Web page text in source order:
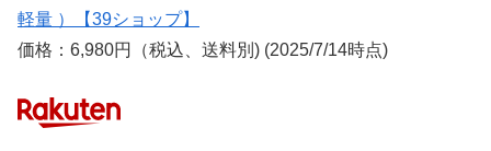
軽量 ）【39ショップ】
価格：6,980円（税込、送料別) (2025/7/14時点)